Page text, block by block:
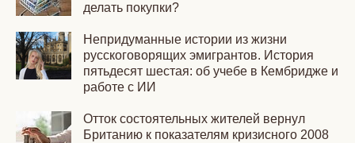
делать покупки?
Непридуманные истории из жизни
русскоговорящих эмигрантов. История
пятьдесят шестая: об учебе в Кембридже и
работе с ИИ
Отток состоятельных жителей вернул
Британию к показателям кризисного 2008